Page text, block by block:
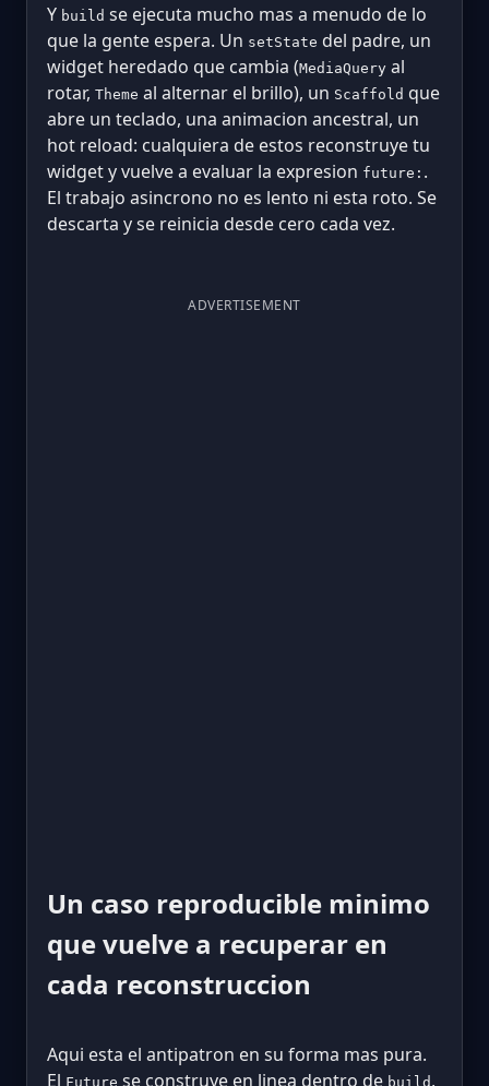
Y build se ejecuta mucho mas a menudo de lo
que la gente espera. Un setState del padre, un
widget heredado que cambia (MediaQuery al
rotar, Theme al alternar el brillo), un Scaffold que
abre un teclado, una animacion ancestral, un
hot reload: cualquiera de estos reconstruye tu
widget y vuelve a evaluar la expresion future: .
El trabajo asincrono no es lento ni esta roto. Se
descarta y se reinicia desde cero cada vez.
ADVERTISEMENT
Un caso reproducible minimo
que vuelve a recuperar en
cada reconstruccion
Aqui esta el antipatron en su forma mas pura.
El Future se construye en linea dentro de build ,